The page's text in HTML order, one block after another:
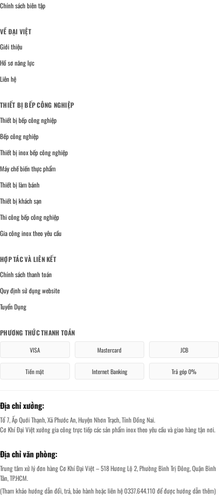
Chính sách biên tập
VỀ ĐẠI VIỆT
Giới thiệu
Hồ sơ năng lực
Liên hệ
THIẾT BỊ BẾP CÔNG NGHIỆP
Thiết bị bếp công nghiệp
Bếp công nghiệp
Thiết bị inox bếp công nghiệp
Máy chế biến thực phẩm
Thiết bị làm bánh
Thiết bị khách sạn
Thi công bếp công nghiệp
Gia công inox theo yêu cầu
HỢP TÁC VÀ LIÊN KẾT
Chính sách thanh toán
Quy định sử dụng website
Tuyển Dụng
PHƯƠNG THỨC THANH TOÁN
VISA Mastercard JCB
Tiền mặt Internet Banking Trả góp 0%
Địa chỉ xưởng:
Tổ 7, Ấp Quới Thạnh, Xã Phước An, Huyện Nhơn Trạch, Tỉnh Đồng Nai.
Cơ Khí Đại Việt xưởng gia công trực tiếp các sản phẩm inox theo yêu cầu và giao hàng tận nơi.
Địa chỉ văn phòng:
Trung tâm xử lý đơn hàng Cơ Khí Đại Việt – 518 Hương Lộ 2, Phường Bình Trị Đông, Quận Bình
Tân, TP.HCM.
(Tham khảo hướng dẫn đổi, trả, bảo hành hoặc liên hệ 0337.644.110 để được hướng dẫn thêm)